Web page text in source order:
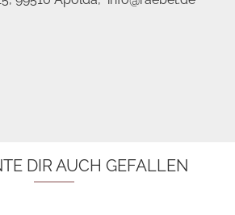
DIR AUCH GEFALLEN